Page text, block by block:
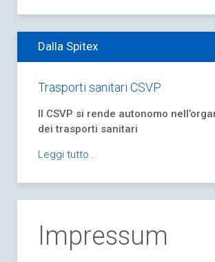
Impressum
Dalla Spitex
Trasporti sanitari CSVP
Il CSVP si rende autonomo
dei trasporti sanitari
Leggi tutto...